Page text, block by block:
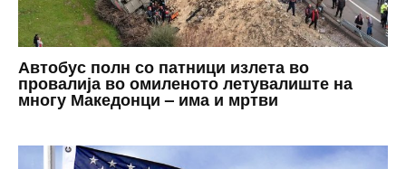
Автобус полн со патници излета во
провалија во омиленото летувалиште на
многу Македонци – има и мртви